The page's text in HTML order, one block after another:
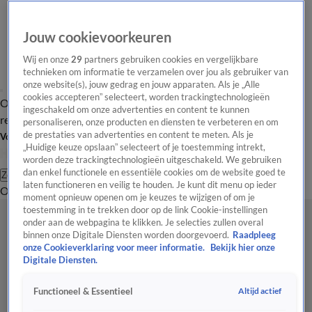
Overzicht Laatste nieuws Regionieuws Het beste van Hart
Tip de
redactie
Volg Hart van Nederland
Zoeken
OverzichtRegioUitzendingenWeerTip de redactiePanelVideo's
Jouw cookievoorkeuren
Wij en onze29 partners gebruiken cookies en vergelijkbare
technieken om informatie te verzamelen over jou als gebruiker van
onze website(s), jouw gedrag en jouw apparaten. Als je „Alle
cookies accepteren” selecteert, worden trackingtechnologieën
ingeschakeld om onze advertenties en content te kunnen
personaliseren, onze producten en diensten te verbeteren en om
de prestaties van advertenties en content te meten. Als je
„Huidige keuze opslaan” selecteert of je toestemming intrekt,
worden deze trackingtechnologieën uitgeschakeld. We gebruiken
dan enkel functionele en essentiële cookies om de website goed te
laten functioneren en veilig te houden. Je kunt dit menu op ieder
moment opnieuw openen om je keuzes te wijzigen of om je
toestemming in te trekken door op de link Cookie-instellingen
onder aan de webpagina te klikken. Je selecties zullen overal
binnen onze Digitale Diensten worden doorgevoerd. Raadpleeg
onze Cookieverklaring voor meer informatie.
Bekijk hier onze
Digitale Diensten.
Functioneel & Essentieel Altijd actief